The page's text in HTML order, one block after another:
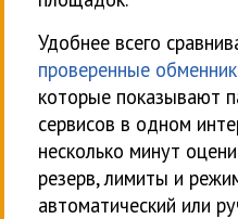
Удобнее всего
проверенные
которые показывают
сервисов в одном
несколько минут
резерв, лимиты и
автоматический или